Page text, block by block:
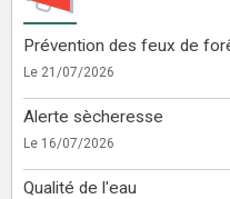
Prévention des feux de
Le 21/07/2026
Alerte sècheresse
Le 16/07/2026
Qualité de l'eau